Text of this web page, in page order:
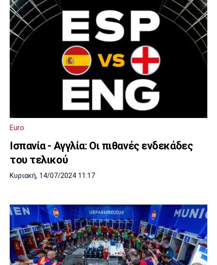
Euro
Ισπανία - Αγγλία: Οι πιθανές ενδεκάδες
του τελικού
Κυριακή, 14/07/2024 11:17